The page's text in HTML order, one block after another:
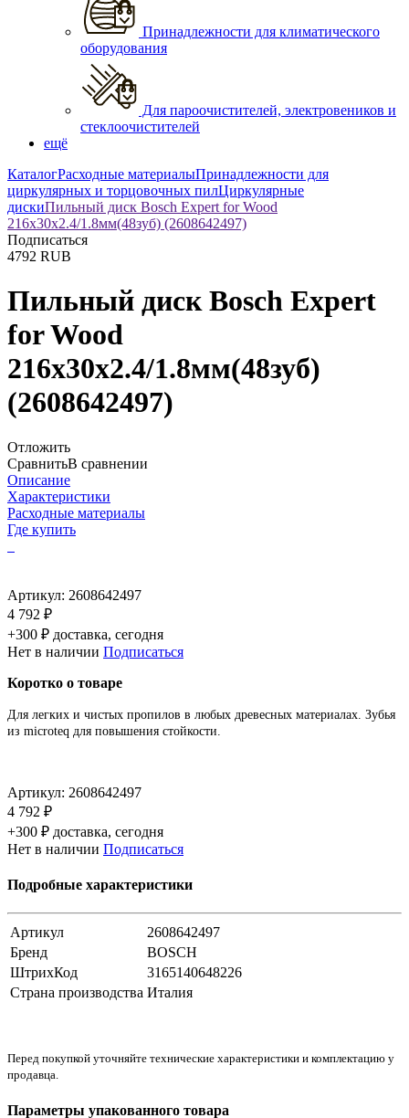
Принадлежности для климатического
оборудования
Для пароочистителей, электровеников и
стеклоочистителей
ещё
КаталогРасходные материалыПринадлежности для
циркулярных и торцовочных пилЦиркулярные
дискиПильный диск Bosch Expert for Wood
216х30х2.4/1.8мм(48зуб) (2608642497)
Подписаться
4792 RUB
Пильный диск Bosch Expert
for Wood
216х30х2.4/1.8мм(48зуб)
(2608642497)
Отложить
СравнитьВ сравнении
Описание
Характеристики
Расходные материалы
Где купить
Артикул: 2608642497
4 792 ₽
+300 ₽ доставка, сегодня
Нет в наличии Подписаться
Коротко о товаре
Для легких и чистых пропилов в любых древесных материалах. Зубья
из microteq для повышения стойкости.
Артикул: 2608642497
4 792 ₽
+300 ₽ доставка, сегодня
Нет в наличии Подписаться
Подробные характеристики
Артикул
2608642497
Бренд
BOSCH
ШтрихКод
3165140648226
Страна производства Италия
Перед покупкой уточняйте технические характеристики и комплектацию у
продавца.
Параметры упакованного товара